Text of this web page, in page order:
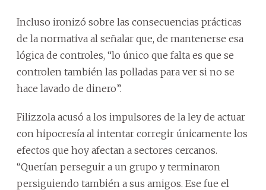
Incluso ironizó sobre las consecuencias prácticas
de la normativa al señalar que, de mantenerse esa
lógica de controles, “lo único que falta es que se
controlen también las polladas para ver si no se
hace lavado de dinero”.
Filizzola acusó a los impulsores de la ley de actuar
con hipocresía al intentar corregir únicamente los
efectos que hoy afectan a sectores cercanos.
“Querían perseguir a un grupo y terminaron
persiguiendo también a sus amigos. Ese fue el